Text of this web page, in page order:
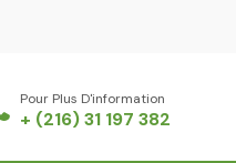
Pour Plus D'information
+ (216) 31 197 382